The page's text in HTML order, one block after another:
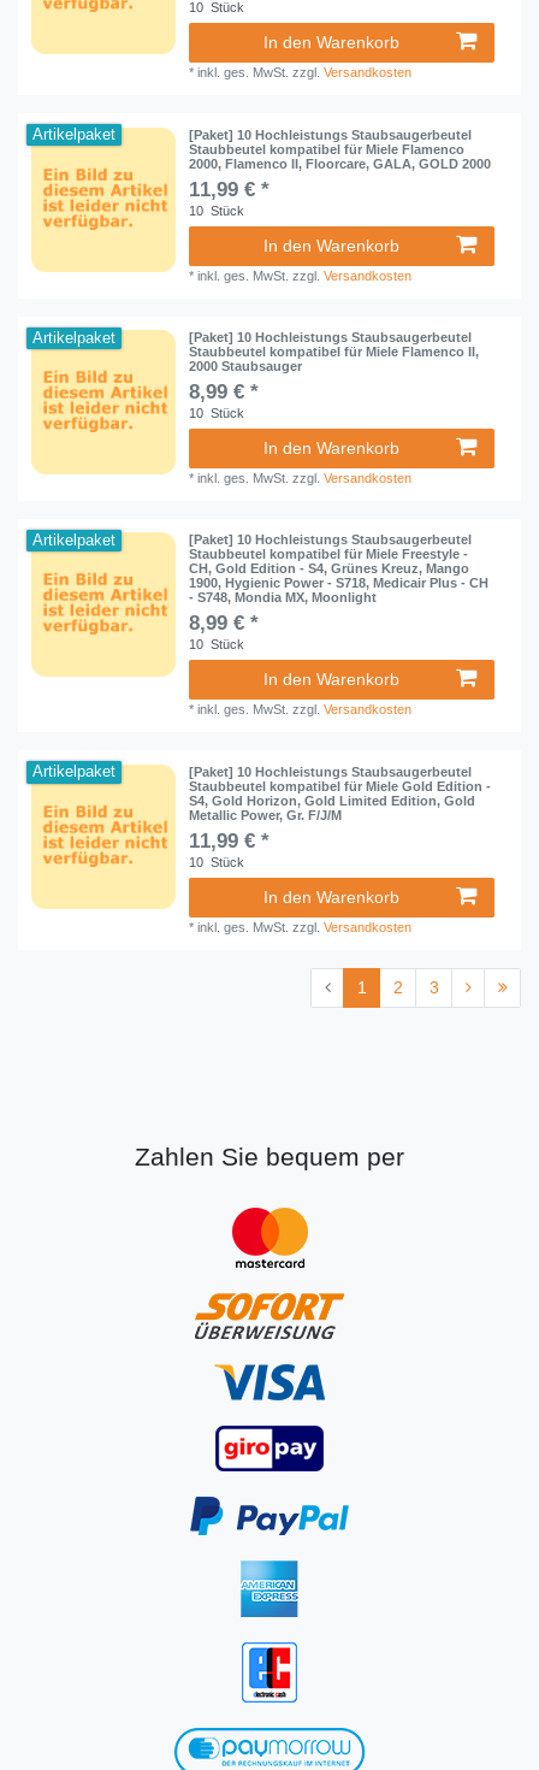
10 Stück
In den Warenkorb
*inkl. ges. MwSt. zzgl.Versandkosten
Artikelpaket
[Paket] 10 Hochleistungs Staubsaugerbeutel
Staubbeutel kompatibel für Miele Flamenco
2000, Flamenco II, Floorcare, GALA, GOLD 2000
11,99 € *
10 Stück
In den Warenkorb
*inkl. ges. MwSt. zzgl.Versandkosten
Artikelpaket
[Paket] 10 Hochleistungs Staubsaugerbeutel
Staubbeutel kompatibel für Miele Flamenco II,
2000 Staubsauger
8,99 € *
10 Stück
In den Warenkorb
*inkl. ges. MwSt. zzgl.Versandkosten
Artikelpaket
[Paket] 10 Hochleistungs Staubsaugerbeutel
Staubbeutel kompatibel für Miele Freestyle -
CH, Gold Edition - S4, Grünes Kreuz, Mango
1900, Hygienic Power - S718, Medicair Plus - CH
- S748, Mondia MX, Moonlight
8,99 € *
10 Stück
In den Warenkorb
*inkl. ges. MwSt. zzgl.Versandkosten
Artikelpaket
[Paket] 10 Hochleistungs Staubsaugerbeutel
Staubbeutel kompatibel für Miele Gold Edition -
S4, Gold Horizon, Gold Limited Edition, Gold
Metallic Power, Gr. F/J/M
11,99 € *
10 Stück
In den Warenkorb
*inkl. ges. MwSt. zzgl.Versandkosten
1 2 3
Zahlen Sie bequem per